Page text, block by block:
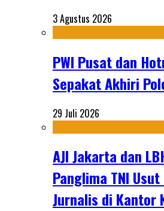
3 Agustus 2026
PWI Pusat dan
Sepakat Akhiri
29 Juli 2026
AJI Jakarta dan
Panglima TNI
Jurnalis di Kantor